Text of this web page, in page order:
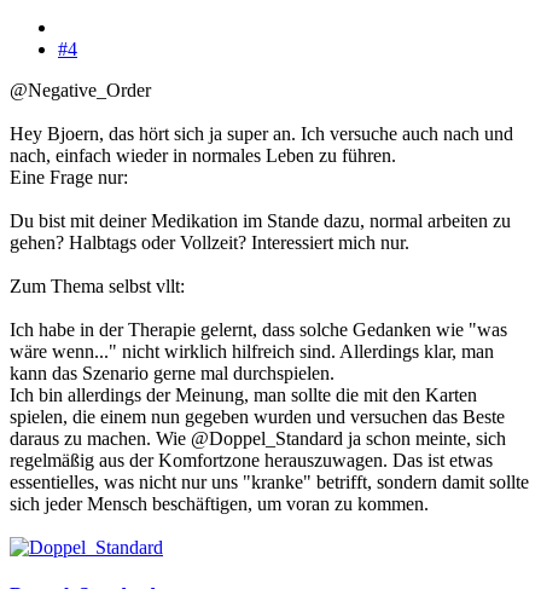
#4
@Negative_Order
Hey Bjoern, das hört sich ja super an. Ich versuche auch nach und
nach, einfach wieder in normales Leben zu führen.
Eine Frage nur:
Du bist mit deiner Medikation im Stande dazu, normal arbeiten zu
gehen? Halbtags oder Vollzeit? Interessiert mich nur.
Zum Thema selbst vllt:
Ich habe in der Therapie gelernt, dass solche Gedanken wie "was
wäre wenn..." nicht wirklich hilfreich sind. Allerdings klar, man
kann das Szenario gerne mal durchspielen.
Ich bin allerdings der Meinung, man sollte die mit den Karten
spielen, die einem nun gegeben wurden und versuchen das Beste
daraus zu machen. Wie @Doppel_Standard ja schon meinte, sich
regelmäßig aus der Komfortzone herauszuwagen. Das ist etwas
essentielles, was nicht nur uns "kranke" betrifft, sondern damit sollte
sich jeder Mensch beschäftigen, um voran zu kommen.